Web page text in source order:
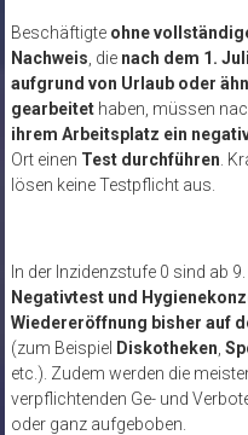
Beschäftigte ohne
Nachweis , die nach dem 1.
aufgrund von Urlaub oder
gearbeitethaben, müssen
ihrem Arbeitsplatz ein
Ort einen Test durchführen .
lösen keine Testpflicht aus.
In der Inzidenzstufe 0 sind ab
Negativtest und
Wiedereröffnung bisher auf
(zum Beispiel Diskotheken
etc.). Zudem werden die
verpflichtenden Ge- und
oder ganz aufgeboben.